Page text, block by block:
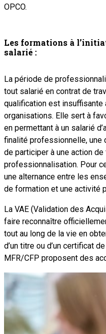
OPCO.
Les formations à
salarié :
La période de
tout salarié en contrat de
qualification est insuffisante
organisations. Elle sert à
en permettant à un salarié
finalité professionnelle, une
de participer à une action
professionnalisation. Pour
une alternance entre les
de formation et une activité
La VAE (Validation des
faire reconnaître
tout au long de la vie en
d’un titre ou d’un certificat
MFR/CFP proposent des